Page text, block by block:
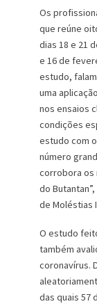
Os
que reúne
dias 18 e 21
e 16 de
estudo,
uma
nos ensaios
condições
estudo com
número
corrobora os
do
de Moléstias
O estudo
também
coronavírus.
das quais 57